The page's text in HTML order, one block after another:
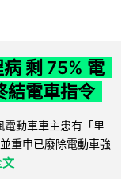
剩 75% 電
結電車指令
動車車主患有「里
重申已廢除電動車強
文